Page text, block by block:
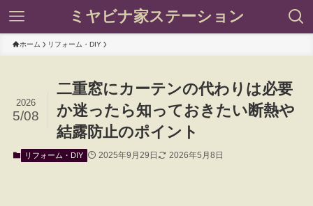
ミヤビナ家ステーション
ホーム リフォーム・DIY
二重窓にカーテンの代わりは必要
か迷ったら知っておきたい断熱や
結露防止のポイント
2026
5/08
リフォーム・DIY 2025年9月29日 2026年5月8日